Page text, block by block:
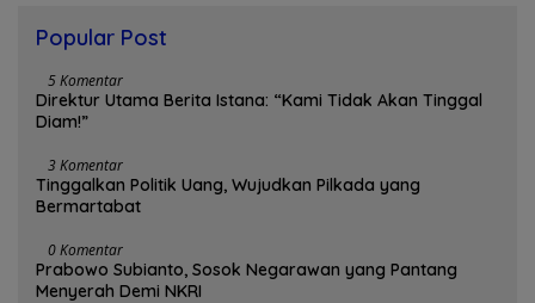
Popular Post
5 Komentar
Direktur Utama Berita Istana: “Kami Tidak Akan Tinggal
Diam!”
3 Komentar
Tinggalkan Politik Uang, Wujudkan Pilkada yang
Bermartabat
0 Komentar
Prabowo Subianto, Sosok Negarawan yang Pantang
Menyerah Demi NKRI